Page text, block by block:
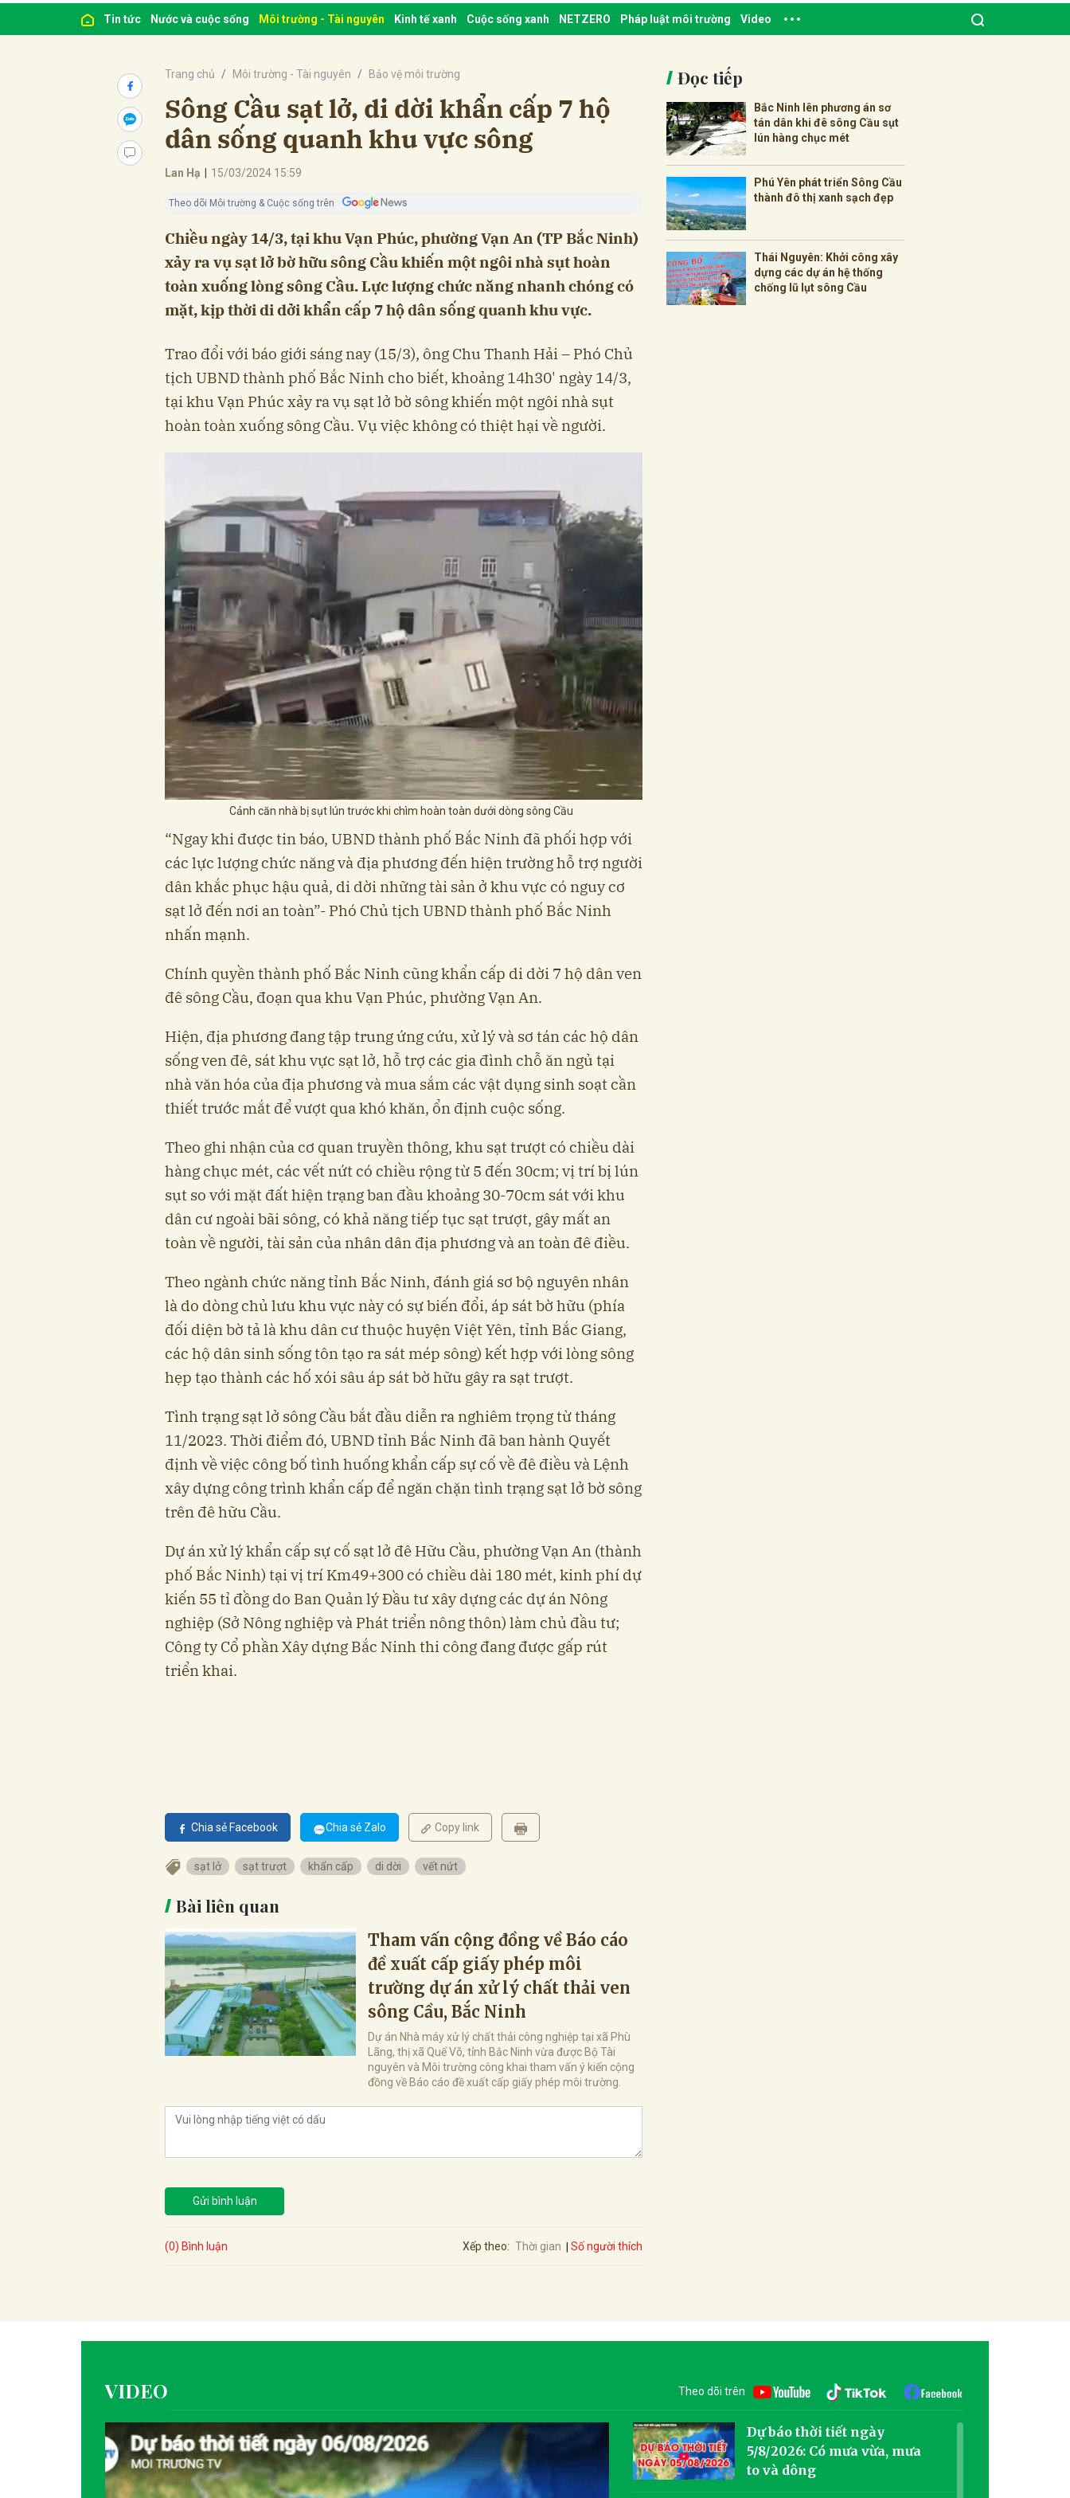
Tin tức Nước và cuộc sống Môi trường - Tài nguyên Kinh tế xanh Cuộc sống xanh NETZERO Pháp luật môi trường Video
Trang chủ Môi trường - Tài nguyên Bảo vệ môi trường
Sông Cầu sạt lở, di dời khẩn cấp 7 hộ
dân sống quanh khu vực sông
Lan Hạ 15/03/2024 15:59
Theo dõi Môi trường & Cuộc sống trên
Chiều ngày 14/3, tại khu Vạn Phúc, phường Vạn An (TP Bắc Ninh)
xảy ra vụ sạt lở bờ hữu sông Cầu khiến một ngôi nhà sụt hoàn
toàn xuống lòng sông Cầu. Lực lượng chức năng nhanh chóng có
mặt, kịp thời di dởi khẩn cấp 7 hộ dân sống quanh khu vực.
Trao đổi với báo giới sáng nay (15/3), ông Chu Thanh Hải – Phó Chủ
tịch UBND thành phố Bắc Ninh cho biết, khoảng 14h30' ngày 14/3,
tại khu Vạn Phúc xảy ra vụ sạt lở bờ sông khiến một ngôi nhà sụt
hoàn toàn xuống sông Cầu. Vụ việc không có thiệt hại về người.
Cảnh căn nhà bị sụt lún trước khi chìm hoàn toàn dưới dòng sông Cầu
“Ngay khi được tin báo, UBND thành phố Bắc Ninh đã phối hợp với
các lực lượng chức năng và địa phương đến hiện trường hỗ trợ người
dân khắc phục hậu quả, di dời những tài sản ở khu vực có nguy cơ
sạt lở đến nơi an toàn”- Phó Chủ tịch UBND thành phố Bắc Ninh
nhấn mạnh.
Chính quyền thành phố Bắc Ninh cũng khẩn cấp di dời 7 hộ dân ven
đê sông Cầu, đoạn qua khu Vạn Phúc, phường Vạn An.
Hiện, địa phương đang tập trung ứng cứu, xử lý và sơ tán các hộ dân
sống ven đê, sát khu vực sạt lở, hỗ trợ các gia đình chỗ ăn ngủ tại
nhà văn hóa của địa phương và mua sắm các vật dụng sinh soạt cần
thiết trước mắt để vượt qua khó khăn, ổn định cuộc sống.
Theo ghi nhận của cơ quan truyền thông, khu sạt trượt có chiều dài
hàng chục mét, các vết nứt có chiều rộng từ 5 đến 30cm; vị trí bị lún
sụt so với mặt đất hiện trạng ban đầu khoảng 30-70cm sát với khu
dân cư ngoài bãi sông, có khả năng tiếp tục sạt trượt, gây mất an
toàn về người, tài sản của nhân dân địa phương và an toàn đê điều.
Theo ngành chức năng tỉnh Bắc Ninh, đánh giá sơ bộ nguyên nhân
là do dòng chủ lưu khu vực này có sự biến đổi, áp sát bờ hữu (phía
đối diện bờ tả là khu dân cư thuộc huyện Việt Yên, tỉnh Bắc Giang,
các hộ dân sinh sống tôn tạo ra sát mép sông) kết hợp với lòng sông
hẹp tạo thành các hố xói sâu áp sát bờ hữu gây ra sạt trượt.
Tình trạng sạt lở sông Cầu bắt đầu diễn ra nghiêm trọng từ tháng
11/2023. Thời điểm đó, UBND tỉnh Bắc Ninh đã ban hành Quyết
định về việc công bố tình huống khẩn cấp sự cố về đê điều và Lệnh
xây dựng công trình khẩn cấp để ngăn chặn tình trạng sạt lở bờ sông
trên đê hữu Cầu.
Dự án xử lý khẩn cấp sự cố sạt lở đê Hữu Cầu, phường Vạn An (thành
phố Bắc Ninh) tại vị trí Km49+300 có chiều dài 180 mét, kinh phí dự
kiến 55 tỉ đồng do Ban Quản lý Đầu tư xây dựng các dự án Nông
nghiệp (Sở Nông nghiệp và Phát triển nông thôn) làm chủ đầu tư;
Công ty Cổ phần Xây dựng Bắc Ninh thi công đang được gấp rút
triển khai.
Chia sẻ Facebook Chia sẻ Zalo Copy link
sạt lở sạt trượt khẩn cấp di dời vết nứt
Bài liên quan
Tham vấn cộng đồng về Báo cáo
đề xuất cấp giấy phép môi
trường dự án xử lý chất thải ven
sông Cầu, Bắc Ninh
Dự án Nhà máy xử lý chất thải công nghiệp tại xã Phù
Lãng, thị xã Quế Võ, tỉnh Bắc Ninh vừa được Bộ Tài
nguyên và Môi trường công khai tham vấn ý kiến cộng
đồng về Báo cáo đề xuất cấp giấy phép môi trường.
Gửi bình luận
(0) Bình luận Xếp theo: Thời gian Số người thích
Đọc tiếp
Bắc Ninh lên phương án sơ
tán dân khi đê sông Cầu sụt
lún hàng chục mét
Phú Yên phát triển Sông Cầu
thành đô thị xanh sạch đẹp
Thái Nguyên: Khởi công xây
dựng các dự án hệ thống
chống lũ lụt sông Cầu
VIDEO Theo dõi trên
Dự báo thời tiết ngày
5/8/2026: Có mưa vừa, mưa
to và dông